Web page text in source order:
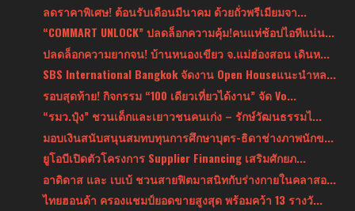
ลดราคาพิเศษ! ต้อนรับเดือนมีนาคม ด้วยถั่วพรีเมียมจา...
“COMMART UNLOCK” ปลดล็อกความคุ้ม!คนแห่ช้อปไอทีแน่น...
ปลดล็อกความยากจน! บ้านหนองเขียว จ.แม่ฮ่องสอน เดินห...
SBS International Bangkok จัดงาน Open Houseแนะนำหล...
รอบสุดท้าย! กิจกรรม “100 เดียวเที่ยวได้งาน” จัด Vo...
“รมว.ปุ๋ง” ชวนเด็กและเยาวชนคนเก่ง – รักษ์วัฒนธรรมไ...
มอบเงินสนับสนุนสมทบทุนการศึกษาบุตร-ธิดาช่างภาพนักข...
ยูโอบีเปิดตัวโครงการ Supplier Financing เสริมศักยภ...
อาดิดาส และ เบเบ้ ชวนสายฟิตมาสนิทกับร่างกายในคลาสอ...
ไทยฮอนด้า ครองแชมป์ยอดขายสูงสุด พร้อมคว้า 13 รางวั...